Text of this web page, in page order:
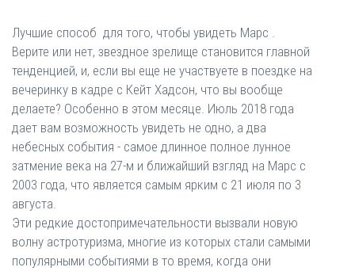
Лучшие способ для того, чтобы увидеть Марс .
Верите или нет, звездное зрелище становится главной
тенденцией, и, если вы еще не участвуете в поездке на
вечеринку в кадре с Кейт Хадсон, что вы вообще
делаете? Особенно в этом месяце. Июль 2018 года
дает вам возможность увидеть не одно, а два
небесных события - самое длинное полное лунное
затмение века на 27-м и ближайший взгляд на Марс с
2003 года, что является самым ярким с 21 июля по 3
августа.
Эти редкие достопримечательности вызвали новую
волну астротуризма, многие из которых стали самыми
популярными событиями в то время, когда они